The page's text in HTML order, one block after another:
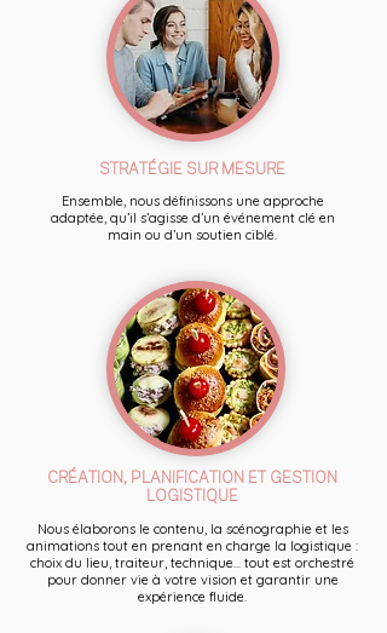
STRATÉGIE SUR MESURE
Ensemble, nous définissons une approche
adaptée, qu’il s’agisse d’un événement clé en
main ou d’un soutien ciblé.
CRÉATION, PLANIFICATION ET GESTION
LOGISTIQUE
Nous élaborons le contenu, la scénographie et les
animations tout en prenant en charge la logistique :
choix du lieu, traiteur, technique... tout est orchestré
pour donner vie à votre vision et garantir une
expérience fluide.